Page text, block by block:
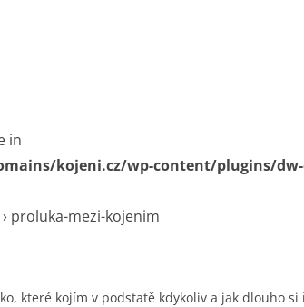
in
kojeni.cz/wp-content/plugins/
› proluka-mezi-kojenim
které kojím v podstatě kdykoliv a jak dlouho si